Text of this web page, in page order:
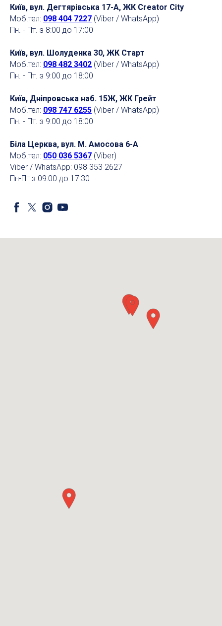
Київ, вул. Дегтярівська 17-А, ЖК Creator City
Моб.тел: 098 404 7227 (Viber / WhatsApp)
Пн. - Пт. з 8:00 до 17:00
Київ, вул. Шолуденка 30, ЖК Старт
Моб.тел: 098 482 3402 (Viber / WhatsApp)
Пн. - Пт. з 9:00 до 18:00
Київ, Дніпровська наб. 15Ж, ЖК Грейт
Моб.тел: 098 747 6255 (Viber / WhatsApp)
Пн. - Пт. з 9:00 до 18:00
Біла Церква, вул. М. Амосова 6-А
Моб.тел: 050 036 5367 (Viber)
Viber / WhatsApp: 098 353 2627
Пн-Пт з 09:00 до 17:30